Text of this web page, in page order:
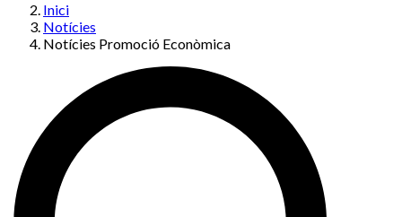
Inici
Notícies
Notícies Promoció Econòmica